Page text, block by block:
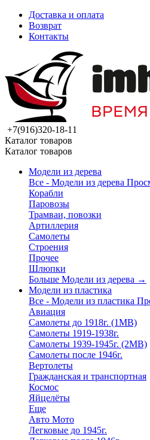
Доставка и оплата
Возврат
Контакты
+7(916)320-18-11
Каталог товаров
Каталог товаров
Модели из дерева
Все - Модели из дерева
Корабли
Паровозы
Трамваи, повозки
Артиллерия
Самолеты
Строения
Прочее
Шлюпки
Больше Модели из дерева →
Модели из пластика
Все - Модели из пластика
Авиация
Самолеты до 1918г. (1МВ)
Самолеты 1919-1938г.
Самолеты 1939-1945г. (2МВ)
Самолеты после 1946г.
Вертолеты
Гражданская и транспортная
Космос
Яйцелёты
Еще
Авто Мото
Легковые до 1945г.